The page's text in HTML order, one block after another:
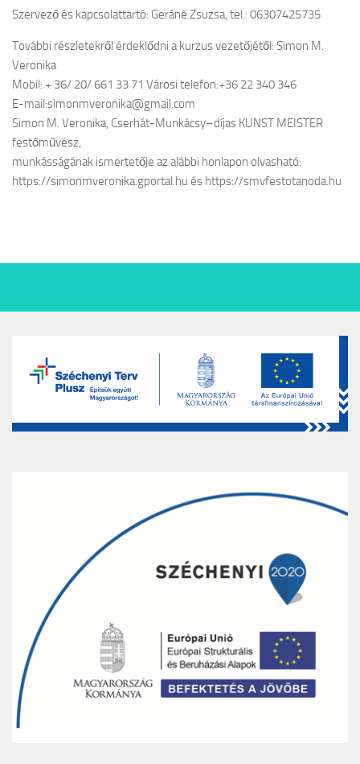
Szervező és kapcsolattartó: Geráné Zsuzsa, tel.: 06307425735
További részletekről érdeklődni a kurzus vezetőjétől: Simon M.
Veronika
Mobil: + 36/ 20/ 661 33 71 Városi telefon:+36 22 340 346
E-mail:simonmveronika@gmail.com
Simon M. Veronika, Cserhát-Munkácsy–díjas KUNST MEISTER
festőművész,
munkásságának ismertetője az alábbi honlapon olvasható:
https://simonmveronika.gportal.hu és https://smvfestotanoda.hu